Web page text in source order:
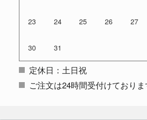
23 24 25 26 27
30 31
定休日：土日祝
ご注文は24時間受付けておりま